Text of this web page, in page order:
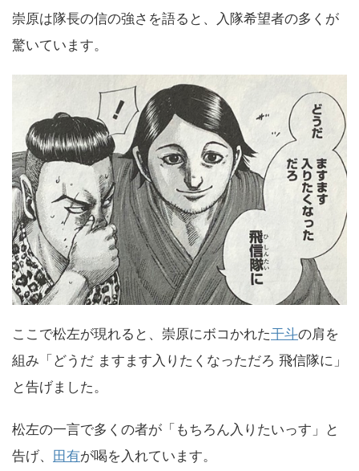
崇原は隊長の信の強さを語ると、入隊希望者の多くが
驚いています。
ここで松左が現れると、崇原にボコかれた干斗の肩を
組み「どうだ ますます入りたくなっただろ 飛信隊に」
と告げました。
松左の一言で多くの者が「もちろん入りたいっす」と
告げ、 田有が喝を入れています。